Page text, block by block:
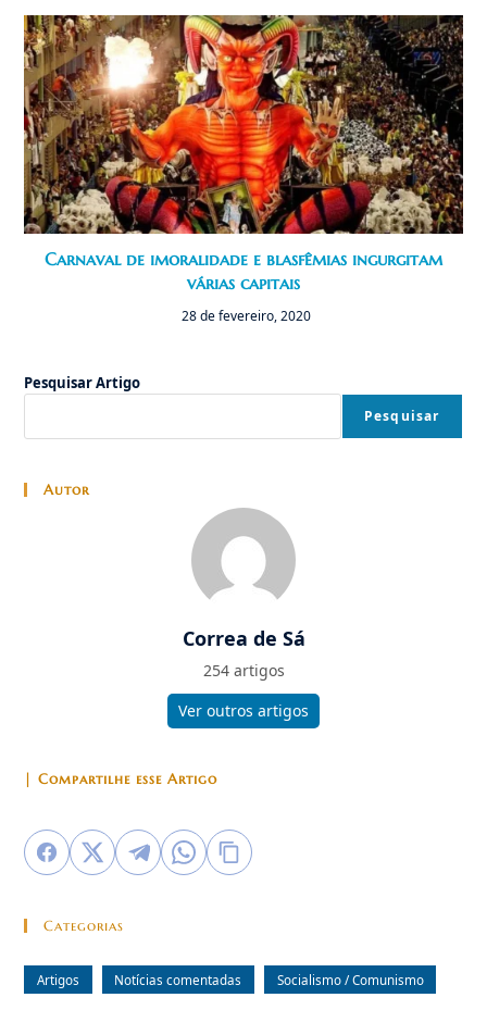
Carnaval de imoralidade e blasfêmias ingurgitam
várias capitais
28 de fevereiro, 2020
Pesquisar Artigo
Pesquisar
Autor
Correa de Sá
254 artigos
Ver outros artigos
| Compartilhe esse Artigo
Categorias
Artigos Notícias comentadas Socialismo / Comunismo